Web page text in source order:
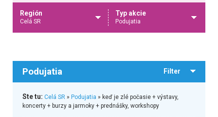
Región
Celá SR
Typ akcie
Podujatia
Podujatia Filter
Ste tu: Celá SR» Podujatia » keď je zlé počasie + výstavy,
koncerty + burzy a jarmoky + prednášky, workshopy